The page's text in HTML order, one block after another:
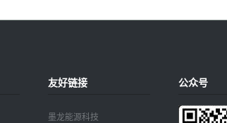
友好链接
墨龙能源科技
公众号